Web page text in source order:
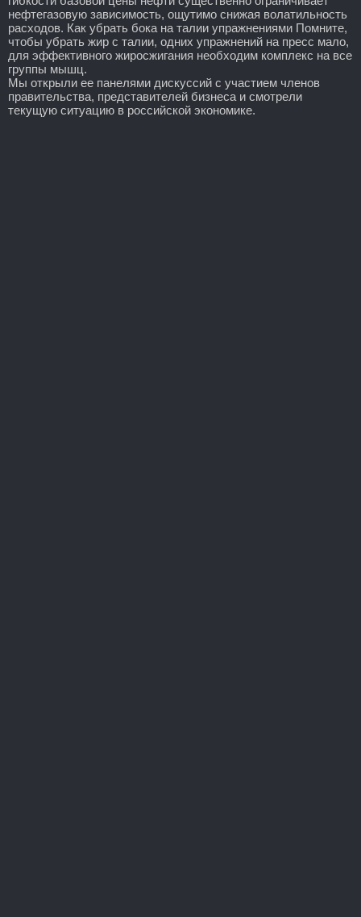
нефтегазовую зависимость, ощутимо снижая волатильность
расходов. Как убрать бока на талии упражнениями Помните,
чтобы убрать жир с талии, одних упражнений на пресс мало,
для эффективного жиросжигания необходим комплекс на все
группы мышц.
Мы открыли ее панелями дискуссий с участием членов
правительства, представителей бизнеса и смотрели
текущую ситуацию в российской экономике.